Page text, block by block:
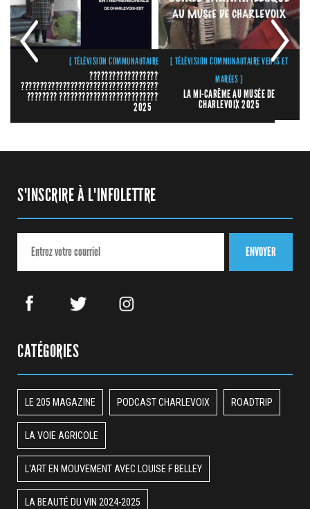
[ TÉLÉVISION COMMUNAUTAIRE VENTS ET MARÉES ]
????????????????????????????
????????????????????????????????????????????????????????????????
???????? ???????????????????????????????????????? ????????????
2025
[ TÉLÉVISION COMMUNAUTAIRE VENTS ET
MARÉES ]
LA MI-CARÊME AU MUSÉE DE
CHARLEVOIX 2025
CATÉGORIES
LE 205 MAGAZINE PODCAST CHARLEVOIX ROADTRIP
LA VOIE AGRICOLE
L'ART EN MOUVEMENT AVEC LOUISE F BELLEY
LA BEAUTÉ DU VIN 2024-2025
S'INSCRIRE À L'INFOLETTRE